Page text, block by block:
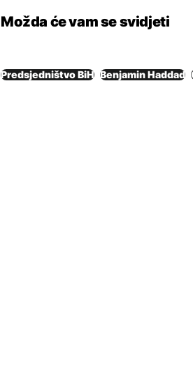
Možda će vam se svidjeti
Predsjedništvo BiH Benjamin Haddad